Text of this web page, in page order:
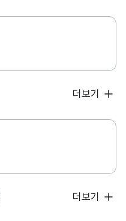
더보기
더보기